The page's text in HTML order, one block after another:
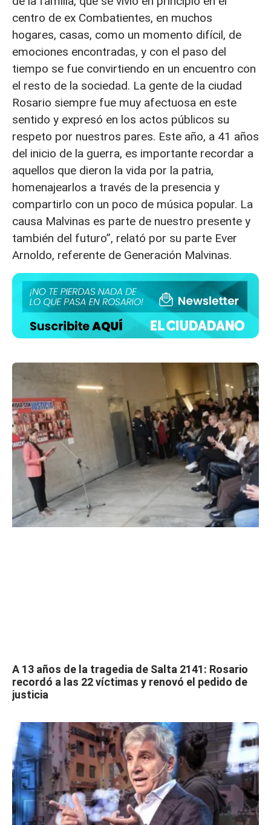
centro de ex Combatientes, en muchos
hogares, casas, como un momento difícil, de
emociones encontradas, y con el paso del
tiempo se fue convirtiendo en un encuentro con
el resto de la sociedad. La gente de la ciudad
Rosario siempre fue muy afectuosa en este
sentido y expresó en los actos públicos su
respeto por nuestros pares. Este año, a 41 años
del inicio de la guerra, es importante recordar a
aquellos que dieron la vida por la patria,
homenajearlos a través de la presencia y
compartirlo con un poco de música popular. La
causa Malvinas es parte de nuestro presente y
también del futuro”, relató por su parte Ever
Arnoldo, referente de Generación Malvinas.
A 13 años de la tragedia de Salta 2141: Rosario
recordó a las 22 víctimas y renovó el pedido de
justicia